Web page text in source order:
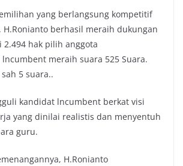
yang berlangsung kompetitif
H.Ronianto berhasil meraih dukungan
2.494 hak pilih anggota
lncumbent meraih suara 525 Suara.
5 suara..
kandidat lncumbent berkat visi
yang dinilai realistis dan menyentuh
guru.
H.Ronianto